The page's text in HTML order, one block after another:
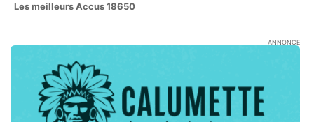
Les meilleurs Accus 18650
ANNONCE